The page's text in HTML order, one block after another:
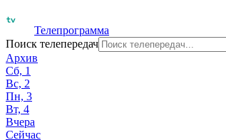
Телепрограмма
Поиск телепередач
Архив
Сб, 1
Вс, 2
Пн, 3
Вт, 4
Вчера
Сейчас